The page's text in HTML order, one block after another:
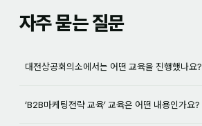
자주 묻는 질문
대전상공회의소에서는 어떤 교육을 진행했나요?
‘B2B마케팅전략 교육’ 교육은 어떤 내용인가요?